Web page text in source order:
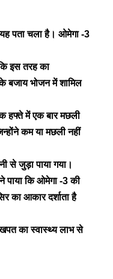
पता चला है। ओमेगा -3
इस तरह का
बजाय भोजन में शामिल
हफ्ते में एक बार मछली
कम या मछली नहीं
से जुड़ा पाया गया।
पाया कि ओमेगा -3 की
का आकार दर्शाता है
का स्वास्थ्य लाभ से